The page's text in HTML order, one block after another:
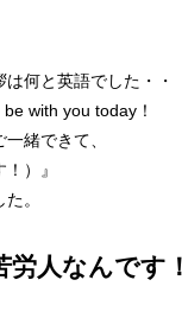
何と英語でした・・
with you today！
一緒できて、
）』
。
労人なんです！